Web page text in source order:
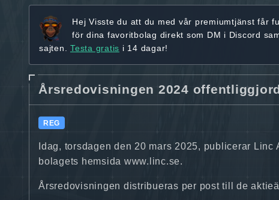
Hej Visste du att du med vår premiumtjänst får
för dina favoritbolag direkt som DM i Discord
sajten. Testa gratis i 14 dagar!
Årsredovisningen 2024
REG
Idag, torsdagen den 20 mars 2025, publicerar
bolagets hemsida www.linc.se.
Årsredovisningen distribueras per post till de